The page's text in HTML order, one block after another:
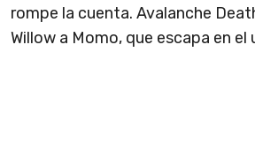
rompe la cuenta. Avalanche
Willow a Momo, que escapa en